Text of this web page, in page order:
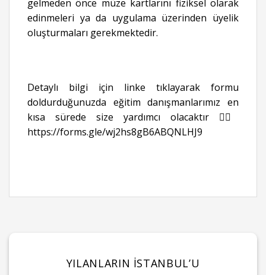
gelmeden önce müze kartlarını fiziksel olarak
edinmeleri ya da uygulama üzerinden üyelik
oluşturmaları gerekmektedir.
Detaylı bilgi için linke tıklayarak formu
doldurduğunuzda eğitim danışmanlarımız en
kısa sürede size yardımcı olacaktır 👉🏻
https://forms.gle/wj2hs8gB6ABQNLHJ9
YILANLARIN İSTANBUL’U